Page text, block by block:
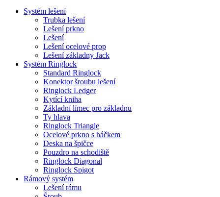
Systém lešení
Trubka lešení
Lešení prkno
Lešení
Lešení ocelové prop
Lešení základny Jack
Systém Ringlock
Standard Ringlock
Konektor šroubu lešení
Ringlock Ledger
Kytící kniha
Základní límec pro základnu
Ty hlava
Ringlock Triangle
Ocelové prkno s háčkem
Deska na špičce
Pouzdro na schodiště
Ringlock Diagonal
Ringlock Spigot
Rámový systém
Lešení rámu